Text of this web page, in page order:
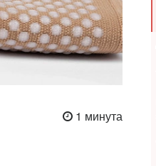
1 минута